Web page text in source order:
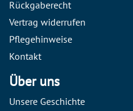
Rückgaberecht
Vertrag widerrufen
Pflegehinweise
Kontakt
Über uns
Unsere Geschichte